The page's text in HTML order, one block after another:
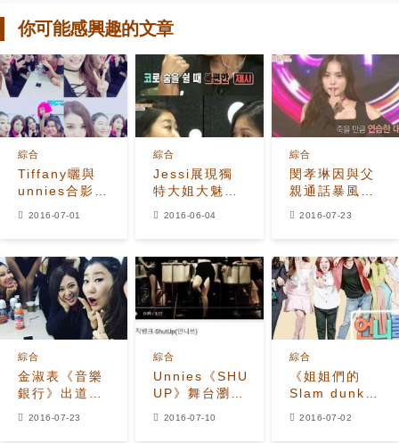
你可能感興趣的文章
Tiffany曬與
unnies合影
綜合
2016-07-01
Jessi展現獨
特大姐大魅力
綜合
2016-06-04
閔孝琳因與父
親通話暴風流
綜合
2016-07-23
金淑表《音樂
銀行》出道舞
綜合
2016-07-23
Unnies《SHUT
UP》舞台瀏覽
綜合
2016-07-10
《姐姐們的
Slam dunk》
綜合
2016-07-02